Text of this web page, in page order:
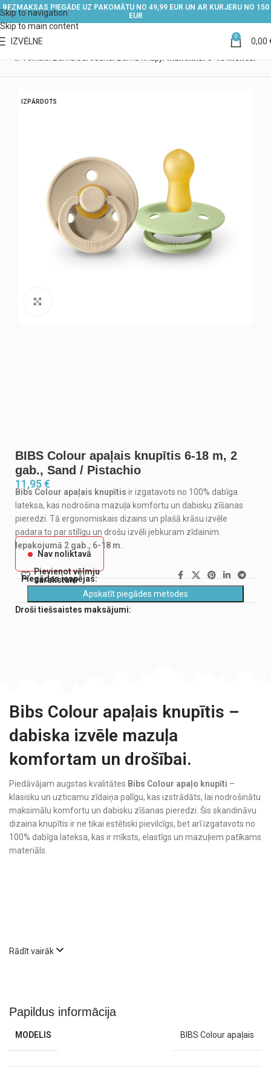
Skip to navigation
Skip to main content
BEZMAKSAS PIEGĀDE UZ PAKOMĀTU NO 49,99 EUR UN AR KURJERU NO 150
EUR
IZVĒLNE 0 0,00
IZPĀRDOTS
BIBS Colour apaļais knupītis 6-18 m, 2
gab., Sand / Pistachio
11,95€
Bibs Colour apaļais knupītis ir izgatavots no 100% dabīga
lateksa, kas nodrošina mazuļa komfortu un dabisku zīšanas
pieredzi. Tā ergonomiskais dizains un plašā krāsu izvēle
padara to par stilīgu un drošu izvēli jebkuram zīdainim.
Iepakojumā 2 gab., 6-18 m.
Nav noliktavā
Pievienot vēlmju
sarakstam
Piegādes iespējas:
Apskatīt piegādes metodes
Droši tiešsaistes maksājumi:
Bibs Colour apaļais knupītis –
dabiska izvēle mazuļa
komfortam un drošībai.
Piedāvājam augstas kvalitātes Bibs Colour apaļo knupīti –
klasisku un uzticamu zīdaiņa palīgu, kas izstrādāts, lai nodrošinātu
maksimālu komfortu un dabisku zīšanas pieredzi. Šis skandināvu
dizaina knupītis ir ne tikai estētiski pievilcīgs, bet arī izgatavots no
100% dabīga lateksa, kas ir mīksts, elastīgs un mazuļiem patīkams
materiāls.
Kāpēc izvēlēties Bibs Colour apaļo
Rādīt vairāk
Papildus informācija
MODELIS BIBS Colour apaļais